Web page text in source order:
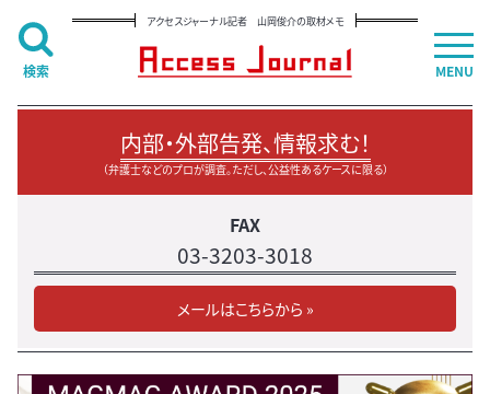
アクセスジャーナル記者 山岡俊介の取材メモ
内部・外部告発、情報求む！
（弁護士などのプロが調査。ただし、公益性あるケースに限る）
FAX
03-3203-3018
メールはこちらから »
MENU
検索